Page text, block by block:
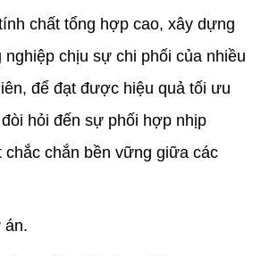
chất tổng hợp cao, xây dựng
nghiệp chịu sự chi phối của nhiều
để đạt được hiệu quả tối ưu
hỏi đến sự phối hợp nhịp
chắc chắn bền vững giữa các
án.